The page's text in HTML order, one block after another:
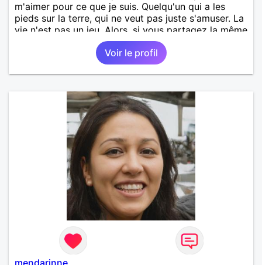
m'aimer pour ce que je suis. Quelqu'un qui a les
pieds sur la terre, qui ne veut pas juste s'amuser. La
vie n'est pas un jeu. Alors, si vous partagez la même
envie, apprenons à nous connaitre.
Voir le profil
mendarinne